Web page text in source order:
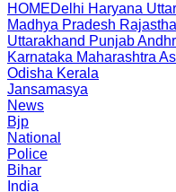
HOMEDelhi Haryana
Madhya Pradesh
Uttarakhand Punjab
Karnataka Maharashtra
Odisha Kerala
Jansamasya
News
Bjp
National
Police
Bihar
India